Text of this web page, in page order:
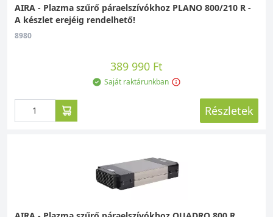
AIRA - Plazma szűrő páraelszívókhoz PLANO 800/210 R -
A készlet erejéig rendelhető!
8980
389 990 Ft
Saját raktárunkban
Részletek